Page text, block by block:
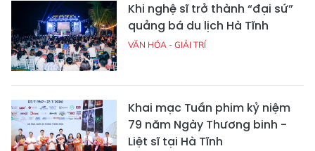
Khi nghệ sĩ trở thành “đại sứ”
quảng bá du lịch Hà Tĩnh
VĂN HÓA - GIẢI TRÍ
Khai mạc Tuần phim kỷ niệm
79 năm Ngày Thương binh -
Liệt sĩ tại Hà Tĩnh